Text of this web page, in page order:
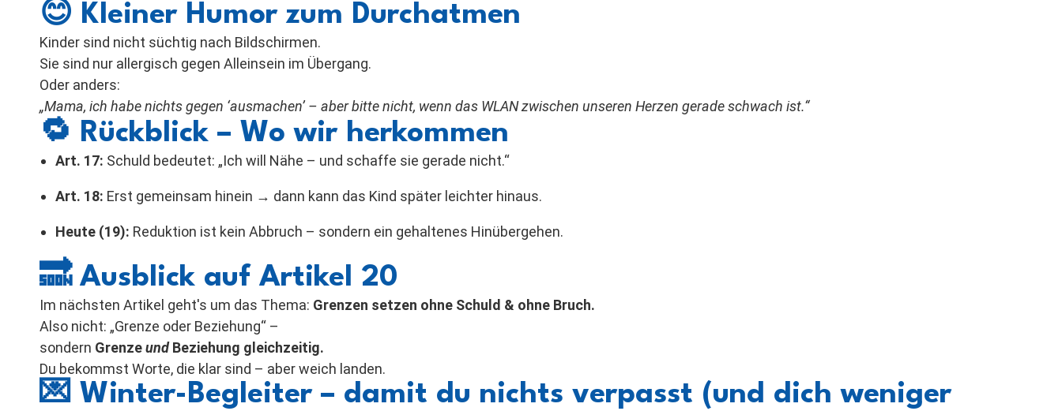
😊 Kleiner Humor zum Durchatmen
Kinder sind nicht süchtig nach Bildschirmen.
Sie sind nur allergisch gegen Alleinsein im Übergang.
Oder anders:
„Mama, ich habe nichts gegen ‘ausmachen’ – aber bitte nicht, wenn das WLAN zwischen unseren Herzen gerade schwach ist.“
🔁 Rückblick – Wo wir herkommen
Art. 17: Schuld bedeutet: „Ich will Nähe – und schaffe sie gerade nicht.“
Art. 18: Erst gemeinsam hinein → dann kann das Kind später leichter hinaus.
Heute (19): Reduktion ist kein Abbruch – sondern ein gehaltenes Hinübergehen.
🔜 Ausblick auf Artikel 20
Im nächsten Artikel geht's um das Thema: Grenzen setzen ohne Schuld & ohne Bruch.
Also nicht: „Grenze oder Beziehung“ –
sondern GrenzeundBeziehung gleichzeitig.
Du bekommst Worte, die klar sind – aber weich landen.
💌 Winter-Begleiter – damit du nichts verpasst (und dich weniger